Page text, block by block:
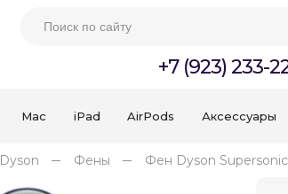
+7 (923) 233-
Mac iPad AirPods Аксессуары
Dyson Фены Фен Dyson